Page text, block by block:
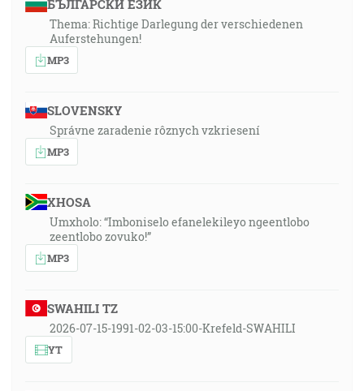
БЪЛГАРСКИ ЕЗИК
Thema: Richtige Darlegung der verschiedenen
Auferstehungen!
MP3
SLOVENSKY
Správne zaradenie rôznych vzkriesení
MP3
XHOSA
Umxholo: “Imboniselo efanelekileyo ngeentlobo
zeentlobo zovuko!”
MP3
SWAHILI TZ
2026-07-15-1991-02-03-15:00-Krefeld-SWAHILI
YT